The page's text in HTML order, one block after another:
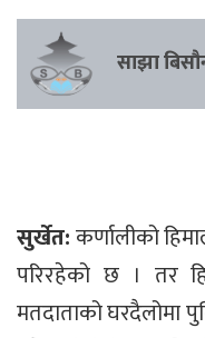
साझा
सुर्खेत:कर्णालीको
परिरहेको छ । तर
मतदाताको घरदैलोमा